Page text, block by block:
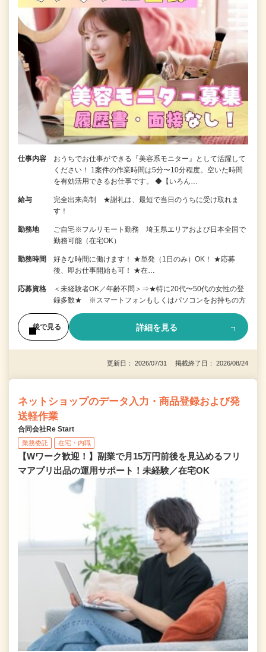
仕事内容
おうちでお仕事ができる『美容系モニター』として活躍して
ください！ 1案件の作業時間は5分〜10分程度。空いた時間
を有効活用できるお仕事です。 ◆【いろん…
給与
完全出来高制 ★謝礼は、最短で当日のうちに受け取れま
す！
勤務地
ご自宅※フルリモート勤務 埼玉県エリアおよび日本全国で
勤務可能（在宅OK）
勤務時間
好きな時間に働けます！ ★単発（1日のみ）OK！ ★応募
後、即お仕事開始も可！ ★在…
応募資格
＜未経験者OK／年齢不問＞⇒★特に20代〜50代の女性の登
録多数★ ※スマートフォンもしくはパソコンをお持ちの方
後で見る 詳細を見る
更新日： 2026/07/31 掲載終了日： 2026/08/24
ネットショップのデータ入力・商品登録および発
送軽作業
合同会社Re Start
業務委託 在宅・内職
【Wワーク歓迎！】副業で月15万円前後を見込めるフリ
マアプリ出品の運用サポート！未経験／在宅OK